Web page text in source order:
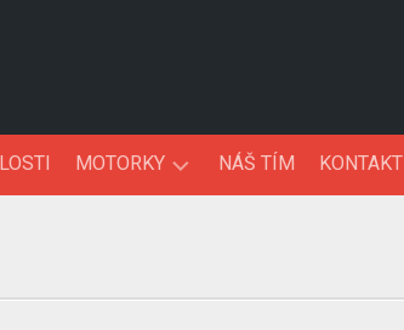
MOTORKY NÁŠ TÍM KONTAKT